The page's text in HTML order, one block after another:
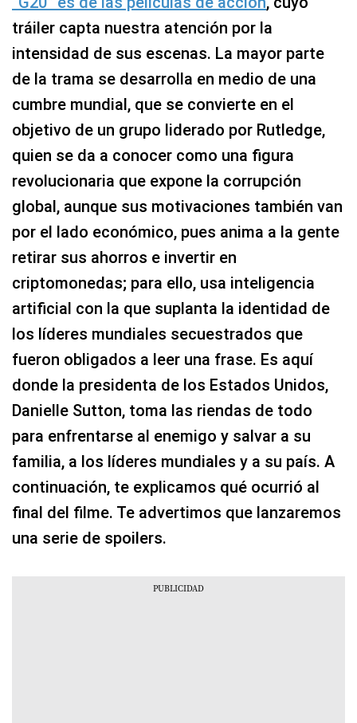
tráiler capta nuestra atención por la
intensidad de sus escenas. La mayor parte
de la trama se desarrolla en medio de una
cumbre mundial, que se convierte en el
objetivo de un grupo liderado por Rutledge,
quien se da a conocer como una figura
revolucionaria que expone la corrupción
global, aunque sus motivaciones también van
por el lado económico, pues anima a la gente
retirar sus ahorros e invertir en
criptomonedas; para ello, usa inteligencia
artificial con la que suplanta la identidad de
los líderes mundiales secuestrados que
fueron obligados a leer una frase. Es aquí
donde la presidenta de los Estados Unidos,
Danielle Sutton, toma las riendas de todo
para enfrentarse al enemigo y salvar a su
familia, a los líderes mundiales y a su país. A
continuación, te explicamos qué ocurrió al
final del filme. Te advertimos que lanzaremos
una serie de spoilers.